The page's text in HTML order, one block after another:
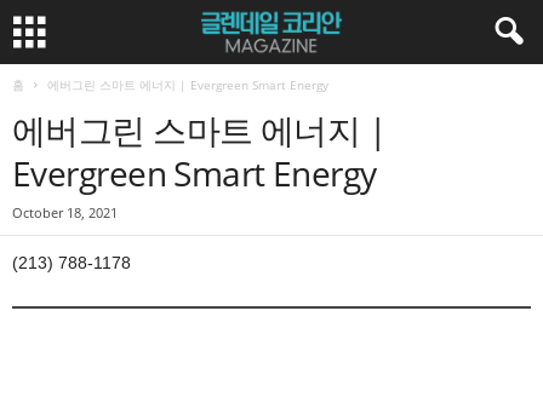
홈 에버그린 스마트 에너지 | Evergreen Smart Energy
에버그린 스마트 에너지 |
Evergreen Smart Energy
October 18, 2021
(213) 788-1178